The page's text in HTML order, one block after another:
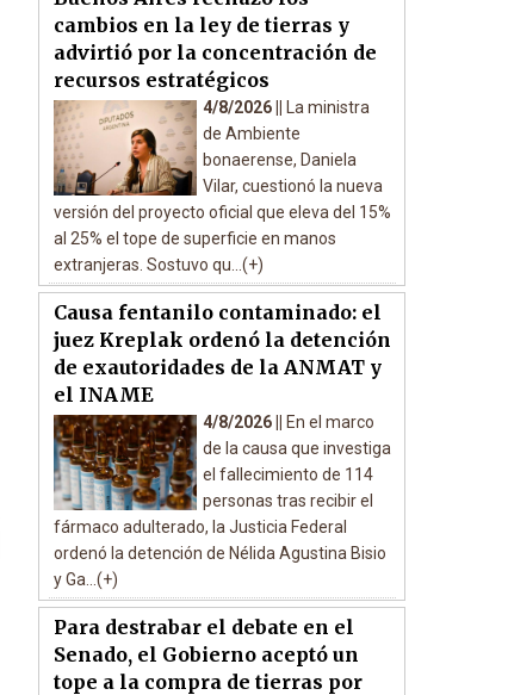
cambios en la ley de tierras y
advirtió por la concentración de
recursos estratégicos
4/8/2026 ||
La ministra
de Ambiente
bonaerense, Daniela
Vilar, cuestionó la nueva
versión del proyecto oficial que eleva del 15%
al 25% el tope de superficie en manos
extranjeras. Sostuvo qu...(+)
Causa fentanilo contaminado: el
juez Kreplak ordenó la detención
de exautoridades de la ANMAT y
el INAME
4/8/2026 ||
En el marco
de la causa que investiga
el fallecimiento de 114
personas tras recibir el
fármaco adulterado, la Justicia Federal
ordenó la detención de Nélida Agustina Bisio
y Ga...(+)
Para destrabar el debate en el
Senado, el Gobierno aceptó un
tope a la compra de tierras por